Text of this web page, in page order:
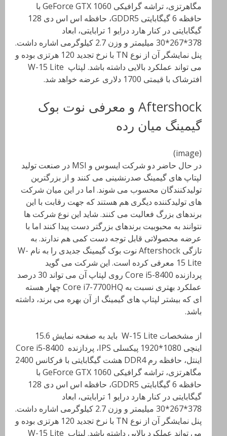
مگاهرتزی، تراشه گرافیکی
با
حافظه 6 گیگابایتی
، حافظه اس اس دی 128
گیگابایتی در کنار هارد درایو 1 ترابایتی، ابعاد
378*267*30 میلیمتر و وزن 2.7 کیلوگرمی اشاره داشت
.
پنل نمایشگر آن از نوع
با نرخ تجدید 120 هرتزی بوده و
می تواند عملکرد بالایی داشته باشد. لپتاپ
افترشاک با قیمتی 1700 دلاری عرضه خواهد شد
.
Aftershock و معرفی نوت بوک
گیمینگ میان رده
(image)
در حال حاضر دو شرکت ایسوس و
در صنعت تولید
لپتاپ های گیمینگ صدرنشینی می کنند و از بزرگترین
تولیدکنندگان محسوب می شوند. اما در این میان شرکت
های تولیدکننده دیگری هم هستند که جهت رقابت با این
برندهای بزرگ فعالیت می کنند. شاید این نوع شرکت ها
نتوانند به محبوبیت برندهای بزرگتر دست پیدا کنند اما با
عرضه محصولاتی قابل توجه دست کمی هم ندارند. به
تازگی
نوت بوک گیمینگ جدیدی را به نام W-
15 Lite معرفی کرده است. این شرکت می گوید
پردازنده
روی لپتاپ آن می تواند 30 درصد
عملکرد بهتری نسبت به
چهار هسته
ای که بیشتر لپتاپ های گیمینگ از آن بهره می برند، داشته
باشد.
از مشخصات
باید به صفحه نمایش 15.6
اینچی 1080*1920 پیکسلی
، پردازنده
اینتل، حافظه رمDDR4
هشت گیگابایتی با فرکانس 2400
مگاهرتزی، تراشه گرافیکی
با
حافظه 6 گیگابایتی
، حافظه اس اس دی 128
گیگابایتی در کنار هارد درایو 1 ترابایتی، ابعاد
378*267*30 میلیمتر و وزن 2.7 کیلوگرمی اشاره داشت
.
پنل نمایشگر آن از نوع
با نرخ تجدید 120 هرتزی بوده و
می تواند عملکرد بالایی داشته باشد. لپتاپ